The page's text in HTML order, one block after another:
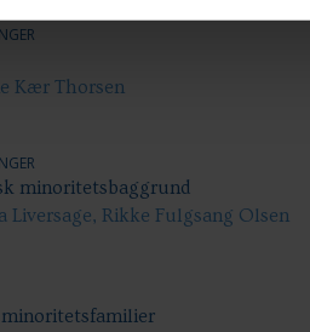
Kær Thorsen
minoritetsbaggrund
Liversage, Rikke Fulgsang Olsen